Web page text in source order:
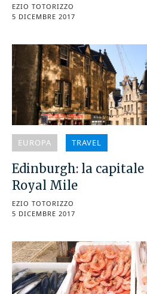
EZIO TOTORIZZO
5 DICEMBRE 2017
EUROPA TRAVEL
Edinburgh: la capitale
Royal Mile
EZIO TOTORIZZO
5 DICEMBRE 2017